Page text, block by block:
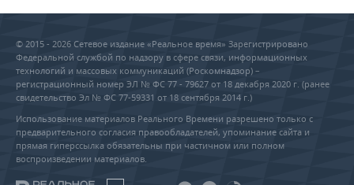
© 2015 - 2026 Сетевое издание «Реальное время» Зарегистрировано
Федеральной службой по надзору в сфере связи, информационных
технологий и массовых коммуникаций (Роскомнадзор) –
регистрационный номер ЭЛ № ФС 77 - 79627 от 18 декабря 2020 г. (ранее
свидетельство Эл № ФС 77-59331 от 18 сентября 2014 г.)
Использование материалов Реального Времени разрешено только с
предварительного согласия правообладателей, упоминание сайта и
прямая гиперссылка обязательны при частичном или полном
воспроизведении материалов.